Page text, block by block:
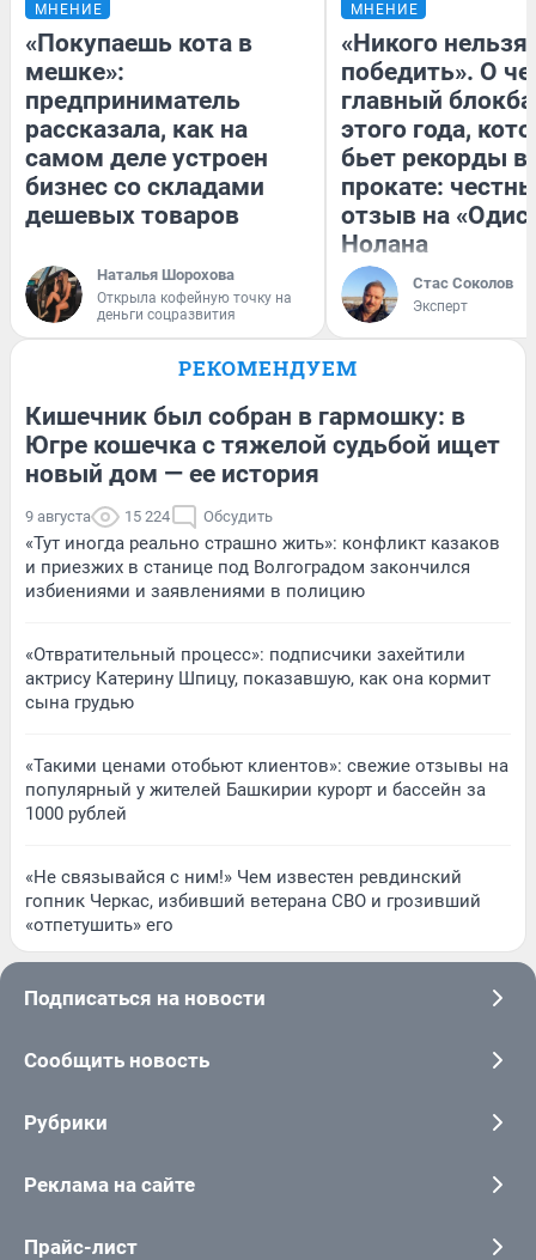
МНЕНИЕ
«Покупаешь кота в
мешке»:
предприниматель
рассказала, как на
самом деле устроен
бизнес со складами
дешевых товаров
Наталья Шорохова
Открыла кофейную точку на
деньги соцразвития
МНЕНИЕ
«Никого нельзя
победить». О
главный
этого года,
бьет рекорды в
прокате:
отзыв на
Нолана
Стас Соколов
Эксперт
РЕКОМЕНДУЕМ
Кишечник был собран в гармошку: в
Югре кошечка с тяжелой судьбой ищет
новый дом — ее история
9 августа 15 224 Обсудить
«Тут иногда реально страшно жить»: конфликт казаков
и приезжих в станице под Волгоградом закончился
избиениями и заявлениями в полицию
«Отвратительный процесс»: подписчики захейтили
актрису Катерину Шпицу, показавшую, как она кормит
сына грудью
«Такими ценами отобьют клиентов»: свежие отзывы на
популярный у жителей Башкирии курорт и бассейн за
1000 рублей
«Не связывайся с ним!» Чем известен ревдинский
гопник Черкас, избивший ветерана СВО и грозивший
«отпетушить» его
Подписаться на новости
Сообщить новость
Рубрики
Реклама на сайте
Прайс-лист